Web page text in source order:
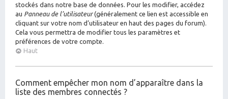
stockés dans notre base de données. Pour les modifier, accédez
au Panneau de l’utilisateur(généralement ce lien est accessible en
cliquant sur votre nom d’utilisateur en haut des pages du forum).
Cela vous permettra de modifier tous les paramètres et
préférences de votre compte.
Haut
Comment empêcher mon nom d’apparaître dans la
liste des membres connectés ?